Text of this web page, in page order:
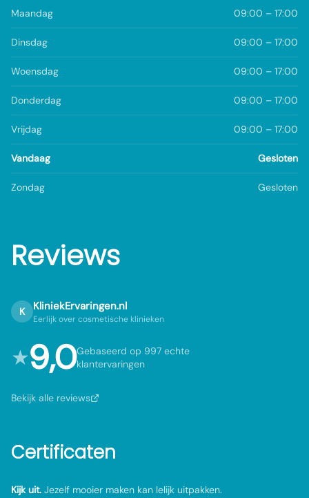
Maandag 09:00 – 17:00
Dinsdag 09:00 – 17:00
Woensdag 09:00 – 17:00
Donderdag 09:00 – 17:00
Vrijdag 09:00 – 17:00
Vandaag Gesloten
Zondag Gesloten
Reviews
K KliniekErvaringen.nl
Eerlijk over cosmetische klinieken
★9,0Gebaseerd op 997 echte
klantervaringen
Bekijk alle reviews
Certificaten
Kijk uit. Jezelf mooier maken kan lelijk uitpakken.